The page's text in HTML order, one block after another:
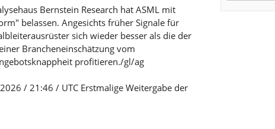
Bernstein Research hat ASML mit
belassen. Angesichts früher Signale für
sich wieder besser als die der
Brancheneinschätzung vom
profitieren./gl/ag
/ 21:46 / UTC Erstmalige Weitergabe der